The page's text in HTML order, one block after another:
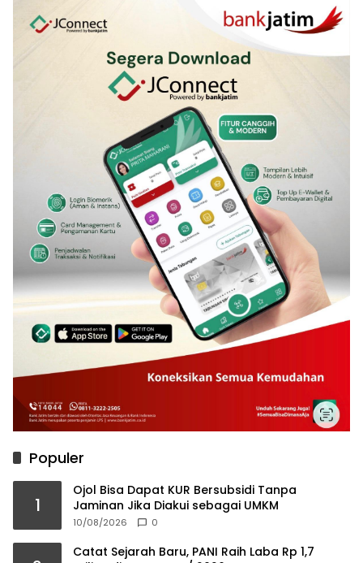
Populer
1
Ojol Bisa Dapat KUR Bersubsidi Tanpa
Jaminan Jika Diakui sebagai UMKM
10/08/2026 0
Catat Sejarah Baru, PANI Raih Laba Rp 1,7